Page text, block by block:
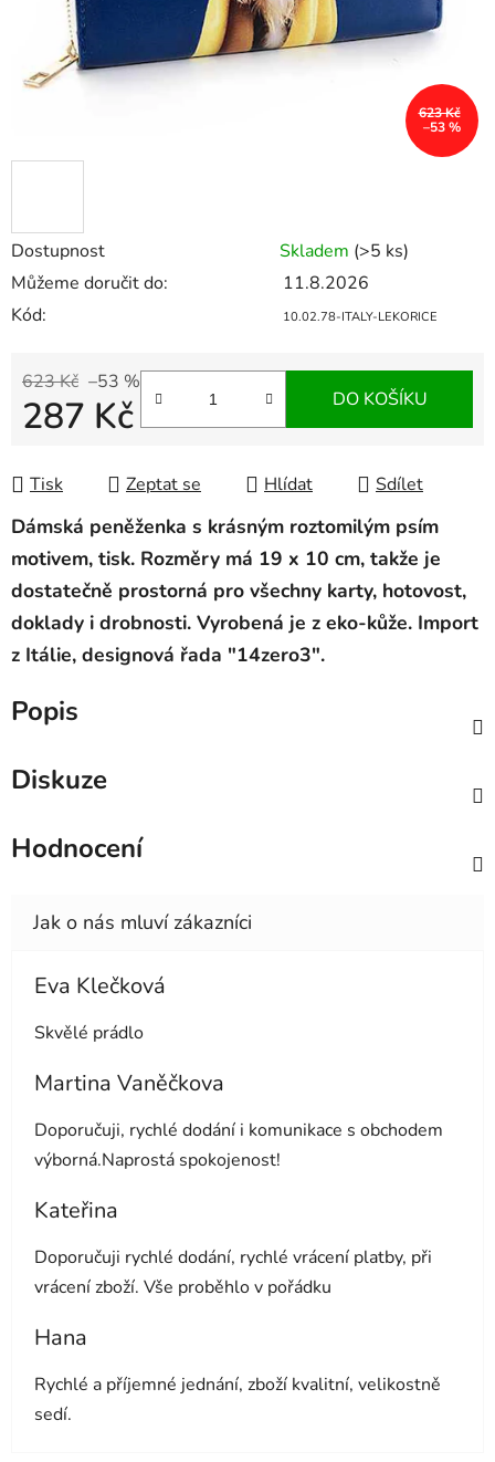
Dostupnost Skladem (>5 ks)
Můžeme doručit do:
11.8.2026
Kód:
10.02.78-ITALY-LEKORICE
623 Kč –53 %
287 Kč DO KOŠÍKU
Tisk Zeptat se Hlídat Sdílet
Dámská peněženka s krásným roztomilým psím
motivem, tisk. Rozměry má 19 x 10 cm, takže je
dostatečně prostorná pro všechny karty, hotovost,
doklady i drobnosti. Vyrobená je z eko-kůže. Import
z Itálie, designová řada "14zero3".
623 Kč
–53 %
Popis
Diskuze
Hodnocení
Eva Klečková
Skvělé prádlo
Martina Vaněčkova
Doporučuji, rychlé dodání i komunikace s obchodem
výborná.Naprostá spokojenost!
Kateřina
Doporučuji rychlé dodání, rychlé vrácení platby, při
vrácení zboží. Vše proběhlo v pořádku
Hana
Rychlé a příjemné jednání, zboží kvalitní, velikostně
sedí.